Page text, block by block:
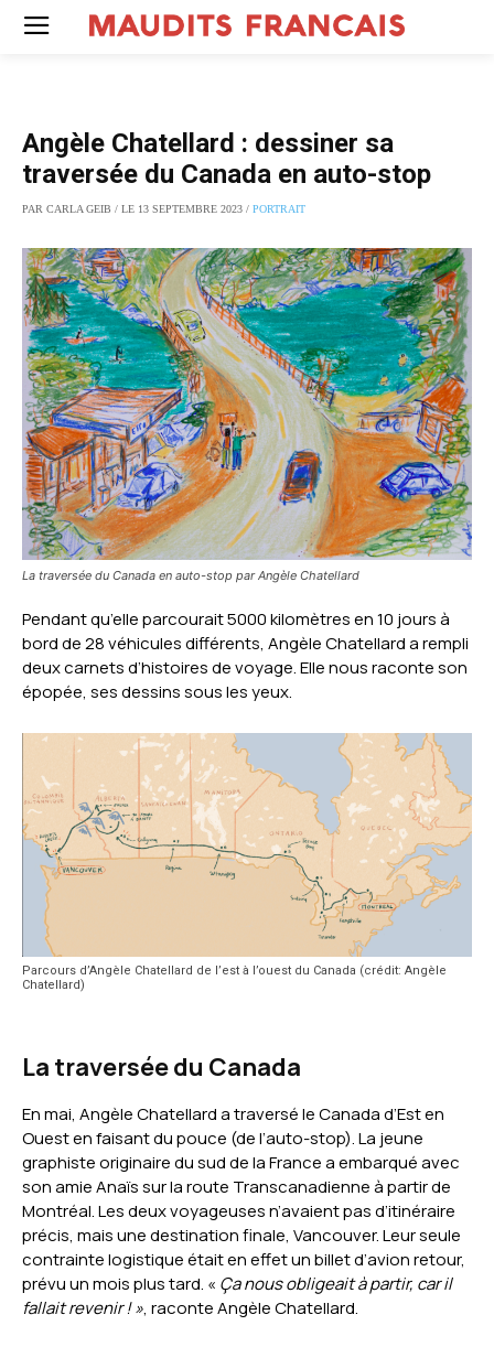
Angèle Chatellard : dessiner sa
traversée du Canada en auto-stop
PAR CARLA GEIB / LE 13 SEPTEMBRE 2023 / PORTRAIT
La traversée du Canada en auto-stop par Angèle Chatellard
Pendant qu’elle parcourait 5000 kilomètres en 10 jours à
bord de 28 véhicules différents, Angèle Chatellard a rempli
deux carnets d’histoires de voyage. Elle nous raconte son
épopée, ses dessins sous les yeux.
Parcours d’Angèle Chatellard de l’est à l’ouest du Canada (crédit: Angèle
Chatellard)
La traversée du Canada
En mai, Angèle Chatellard a traversé le Canada d’Est en
Ouest en faisant du pouce (de l’auto-stop). La jeune
graphiste originaire du sud de la France a embarqué avec
son amie Anaïs sur la route Transcanadienne à partir de
Montréal. Les deux voyageuses n’avaient pas d’itinéraire
précis, mais une destination finale, Vancouver. Leur seule
contrainte logistique était en effet un billet d’avion retour,
prévu un mois plus tard. « Ça nous obligeait à partir, car il
fallait revenir ! », raconte Angèle Chatellard.